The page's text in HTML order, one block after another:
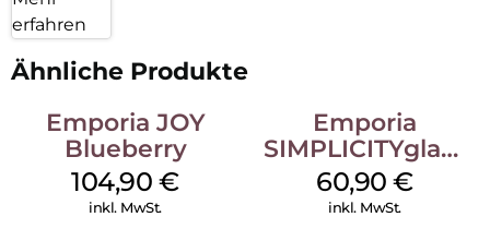
erfahren
Ähnliche Produkte
Emporia JOY
Blueberry
104,90€
inkl. MwSt.
Emporia
SIMPLICITYglam
Weiss
60,90€
inkl. MwSt.